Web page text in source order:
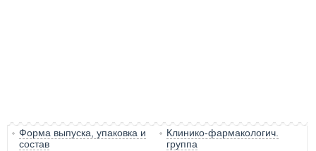
Форма выпуска, упаковка и
состав
Клинико-фармакологич.
группа